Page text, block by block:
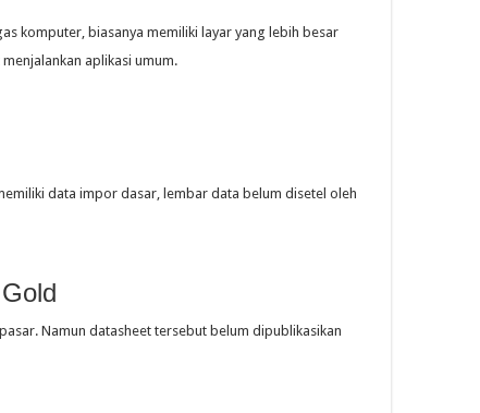
komputer, biasanya memiliki layar yang lebih besar
aplikasi umum.
data impor dasar, lembar data belum disetel oleh
Namun datasheet tersebut belum dipublikasikan